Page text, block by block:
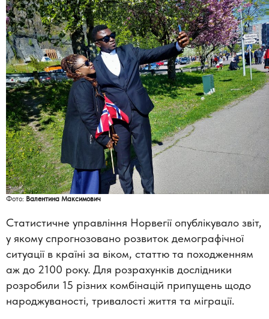
Фото: Валентина Максимович
Статистичне управління Норвегії опублікувало звіт,
у якому спрогнозовано розвиток демографічної
ситуації в країні за віком, статтю та походженням
аж до 2100 року. Для розрахунків дослідники
розробили 15 різних комбінацій припущень щодо
народжуваності, тривалості життя та міграції.